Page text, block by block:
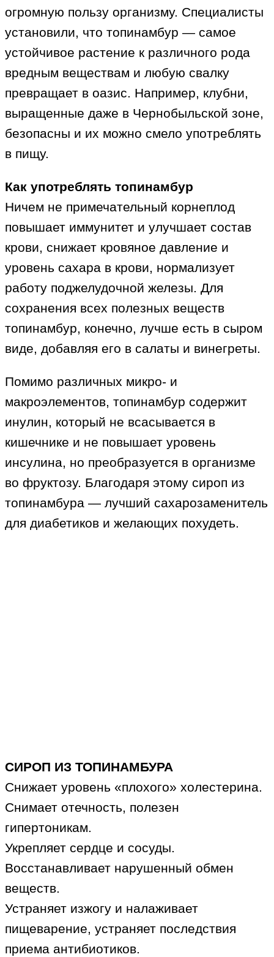
огромную пользу организму. Специалисты
установили, что топинамбур — самое
устойчивое растение к различного рода
вредным веществам и любую свалку
превращает в оазис. Например, клубни,
выращенные даже в Чернобыльской зоне,
безопасны и их можно смело употреблять
в пищу.
Как употреблять топинамбур
Ничем не примечательный корнеплод
повышает иммунитет и улучшает состав
крови, снижает кровяное давление и
уровень сахара в крови, нормализует
работу поджелудочной железы. Для
сохранения всех полезных веществ
топинамбур, конечно, лучше есть в сыром
виде, добавляя его в салаты и винегреты.
Помимо различных микро- и
макроэлементов, топинамбур содержит
инулин, который не всасывается в
кишечнике и не повышает уровень
инсулина, но преобразуется в организме
во фруктозу. Благодаря этому сироп из
топинамбура — лучший сахарозаменитель
для диабетиков и желающих похудеть.
СИРОП ИЗ ТОПИНАМБУРА
Снижает уровень «плохого» холестерина.
Снимает отечность, полезен
гипертоникам.
Укрепляет сердце и сосуды.
Восстанавливает нарушенный обмен
веществ.
Устраняет изжогу и налаживает
пищеварение, устраняет последствия
приема антибиотиков.